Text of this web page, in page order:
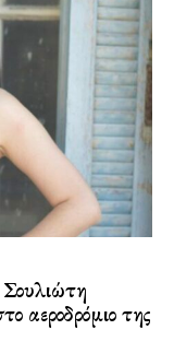
αεροδρόμιο της